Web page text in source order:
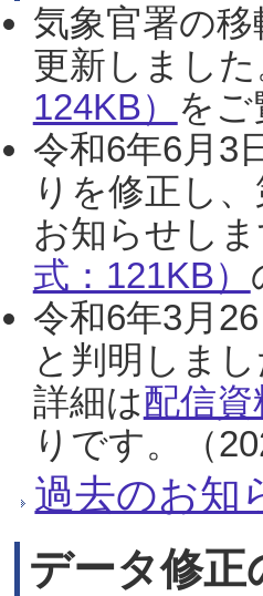
気象官署の
更新しまし
124KB） を
令和6年6月3
りを修正し
お知らせし
式：121KB）
令和6年3月
と判明しま
詳細は配信
りです。（
過去のお知
データ修正